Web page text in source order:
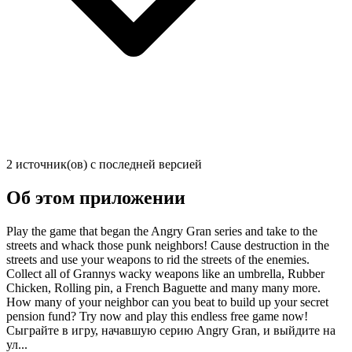
2 источник(ов) с последней версией
Об этом приложении
Play the game that began the Angry Gran series and take to the
streets and whack those punk neighbors! Cause destruction in the
streets and use your weapons to rid the streets of the enemies.
Collect all of Grannys wacky weapons like an umbrella, Rubber
Chicken, Rolling pin, a French Baguette and many many more.
How many of your neighbor can you beat to build up your secret
pension fund? Try now and play this endless free game now!
Сыграйте в игру, начавшую серию Angry Gran, и выйдите на
ул...